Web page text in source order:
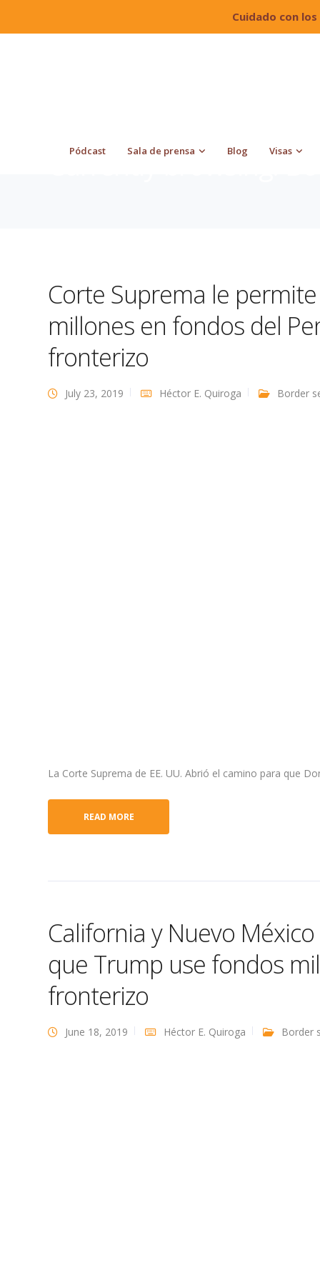
Cuidado con
Pódcast Sala de prensa Blog Visas
Currently browsing:
Corte Suprema le
millones en fondos del
fronterizo
July 23, 2019 Héctor E. Quiroga Border
La Corte Suprema de EE. UU. Abrió el camino para que
READ MORE
California y Nuevo
que Trump use fondos
fronterizo
June 18, 2019 Héctor E. Quiroga Border